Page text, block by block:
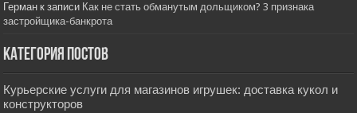
Герман к записи Как не стать обманутым дольщиком? 3 признака
застройщика-банкрота
Категория постов
Курьерские услуги для магазинов игрушек: доставка кукол и
конструкторов